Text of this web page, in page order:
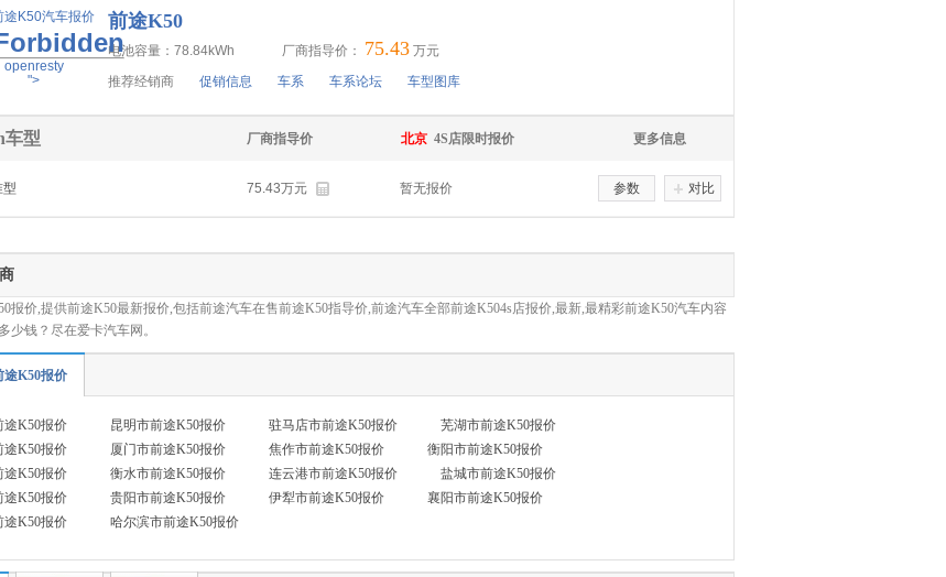
openresty
">
前途K50
电池容量：78.84kWh 厂商指导价： 75.43 万元
推荐经销商
促销信息 车系 车系论坛 车型图库
车型 厂商指导价 北京 4S店限时报价 更多信息
75.43万元 暂无报价 参数 对比
报价,提供前途K50最新报价,包括前途汽车在售前途K50指导价,前途汽车全部前途K504s店报价,最新,最精彩前途K50汽车内容
少钱？尽在爱卡汽车网。
途K50报价
途K50报价 昆明市前途K50报价 驻马店市前途K50报价
芜湖市前途K50报价
途K50报价
厦门市前途K50报价 焦作市前途K50报价
衡阳市前途K50报价
途K50报价
衡水市前途K50报价 连云港市前途K50报价
盐城市前途K50报价
途K50报价
贵阳市前途K50报价 伊犁市前途K50报价
襄阳市前途K50报价
途K50报价
哈尔滨市前途K50报价